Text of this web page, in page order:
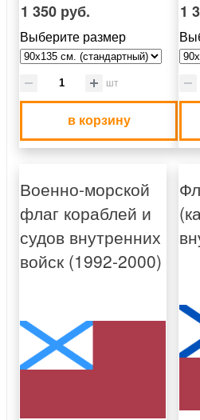
1 350 руб.
Выберите размер
шт
в корзину
1
Военно-морской
флаг кораблей и
судов внутренних
войск (1992-2000)